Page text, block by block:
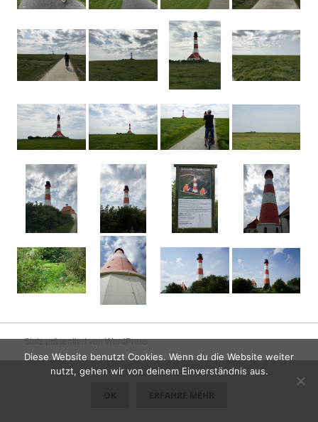
Stolz präsentiert von WordPress
Diese Website benutzt Cookies. Wenn du die Website weiter
nutzt, gehen wir von deinem Einverständnis aus.